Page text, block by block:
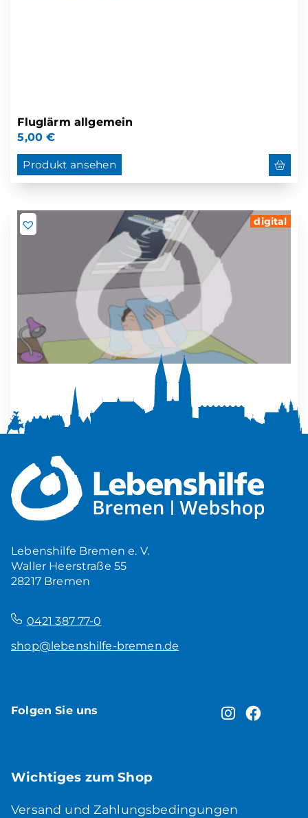
Fluglärm allgemein
5,00€
Produkt ansehen
digital
Mehr Ruhe zuhause
5,00€
Lebenshilfe Bremen e. V.
Waller Heerstraße 55
28217 Bremen
0421 387 77-0
shop@lebenshilfe-bremen.de
Folgen Sie uns
Wichtiges zum Shop
Versand und Zahlungsbedingungen